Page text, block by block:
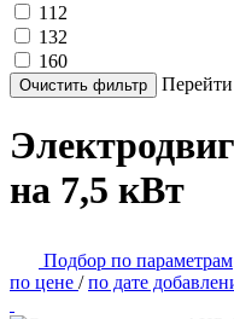
112
132
160
Очистить фильтр Перейти
на 7,5 кВт
Подбор по параметрам
по цене /по дате